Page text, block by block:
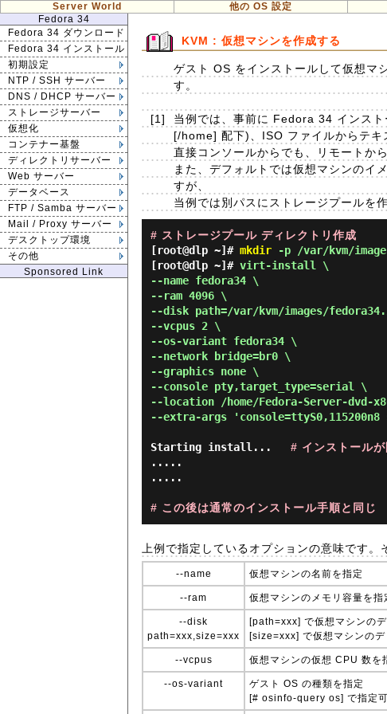
Server World 他の OS 設定
Fedora 34
Fedora 34 ダウンロード
Fedora 34 インストール
初期設定
NTP / SSH サーバー
DNS / DHCP サーバー
ストレージサーバー
仮想化
コンテナー基盤
ディレクトリサーバー
Web サーバー
データベース
FTP / Samba サーバー
Mail / Proxy サーバー
デスクトップ環境
その他
Sponsored Link
KVM : 仮想マシンを作成する
ゲスト OS をインストールして仮想マ
す。
[1]
当例では、事前に Fedora 34 インス
[/home] 配下)、ISO ファイルからテキ
直接コンソールからでも、リモートか
また、デフォルトでは仮想マシンの
すが、
当例では別パスにストレージプールを
# ストレージプール ディレクトリ作成
[root@dlp ~]# mkdir -p /var/kvm/
[root@dlp ~]# virt-install \
--name fedora34 \
--ram 4096 \
--disk path=/var/kvm/images/
--vcpus 2 \
--os-variant fedora34 \
--network bridge=br0 \
--graphics none \
--console pty,target_type=serial \
--location /home/Fedora-Server-dvd-
--extra-args
Starting install... # インストール
.....
.....
# この後は通常のインストール手順と同じ
上例で指定しているオプションの意味です
--name 仮想マシンの名前を指定
--ram 仮想マシンのメモリ容量を
--disk
path=xxx,size=xxx
[path=xxx] で仮想マシンの
[size=xxx] で仮想マシンの
--vcpus 仮想マシンの仮想 CPU 数を
--os-variant
ゲスト OS の種類を指定
[# osinfo-query os] で指定